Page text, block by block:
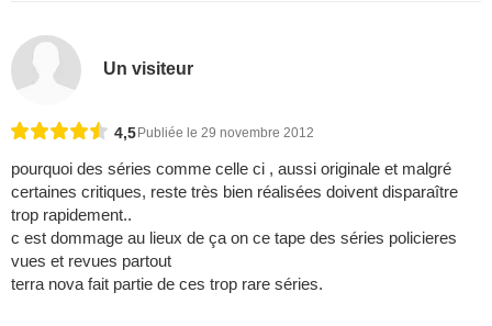
Un visiteur
4,5 Publiée le 29 novembre 2012
pourquoi des séries comme celle ci , aussi originale et malgré
certaines critiques, reste très bien réalisées doivent disparaître
trop rapidement..
c est dommage au lieux de ça on ce tape des séries policieres
vues et revues partout
terra nova fait partie de ces trop rare séries.